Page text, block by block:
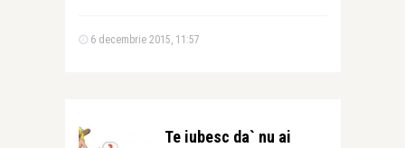
6 decembrie 2015, 11:57
Te iubesc da` nu ai